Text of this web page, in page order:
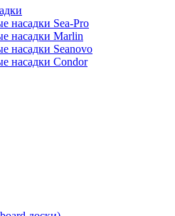
насадки Sea-Pro
насадки Marlin
насадки Seanovo
насадки Condor